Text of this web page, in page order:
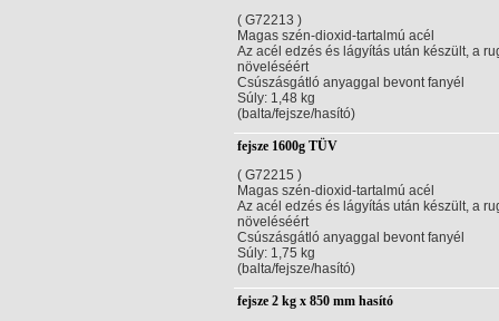
( G72213 )
Magas szén-dioxid-tartalmú acél
Az acél edzés és lágyítás után készült, a
növeléséért
Csúszásgátló anyaggal bevont fanyél
Súly: 1,48 kg
(balta/fejsze/hasító)
fejsze 1600g TÜV
( G72215 )
Magas szén-dioxid-tartalmú acél
Az acél edzés és lágyítás után készült, a
növeléséért
Csúszásgátló anyaggal bevont fanyél
Súly: 1,75 kg
(balta/fejsze/hasító)
fejsze 2 kg x 850 mm hasító